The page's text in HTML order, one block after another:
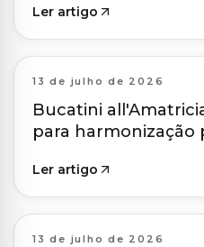
Ler artigo
13 de julho de 2026
Bucatini
para harmonização
Ler artigo
13 de julho de 2026